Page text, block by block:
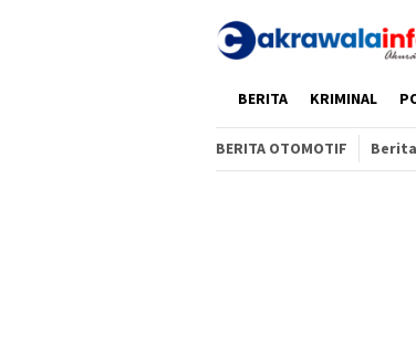
HOMEBERITA KRIMINAL
BERITA OTOMOTIF